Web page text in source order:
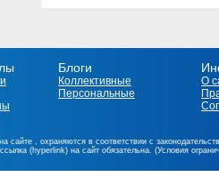
Блоги
Коллективные
Персональные
О
сайте , охраняются в соответствии с
(hyperlink) на сайт обязательна. (Условия